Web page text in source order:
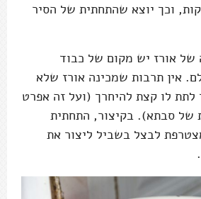
אותם 30 דקות, וכך יוצא שהתחתית של הסיר
של אורז יש מקום של כבוד
אין תרבות שמכינה אורז שלא
לתת לו קצת להיחרך (ועל זה אפרט
של סבתא). בקיצור, התחתית
לבצל בשביל ליצור את